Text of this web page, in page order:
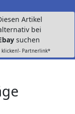
Artikel
bei
suchen
klicken!- Partnerlink*